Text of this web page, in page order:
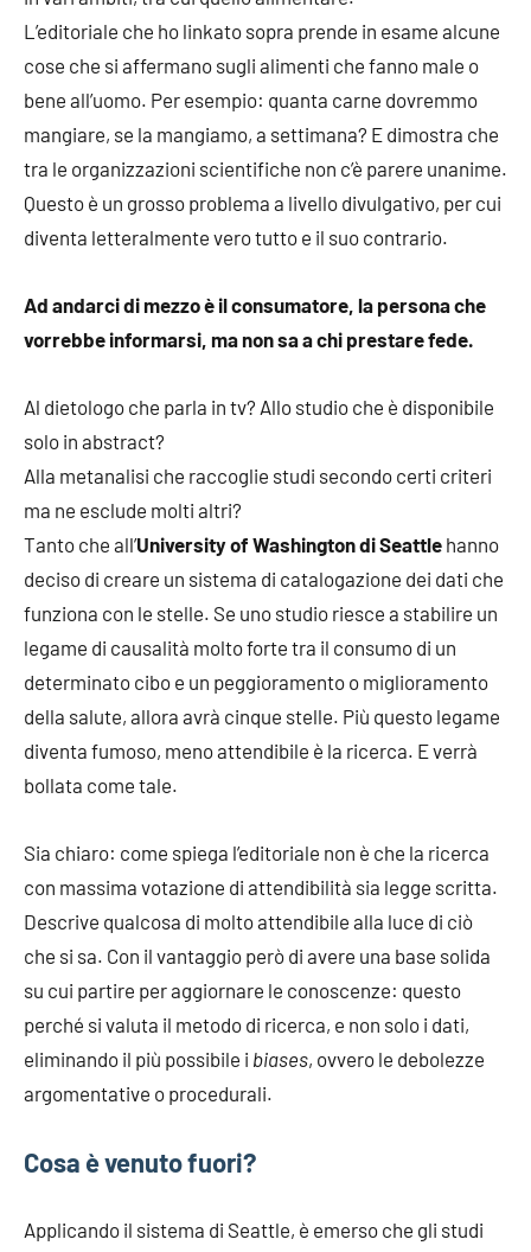
L’editoriale che ho linkato sopra prende in esame alcune
cose che si affermano sugli alimenti che fanno male o
bene all’uomo. Per esempio: quanta carne dovremmo
mangiare, se la mangiamo, a settimana? E dimostra che
tra le organizzazioni scientifiche non c’è parere unanime.
Questo è un grosso problema a livello divulgativo, per cui
diventa letteralmente vero tutto e il suo contrario.
Ad andarci di mezzo è il consumatore, la persona che
vorrebbe informarsi, ma non sa a chi prestare fede.
Al dietologo che parla in tv? Allo studio che è disponibile
solo in abstract?
Alla metanalisi che raccoglie studi secondo certi criteri
ma ne esclude molti altri?
Tanto che all’University of Washington di Seattle hanno
deciso di creare un sistema di catalogazione dei dati che
funziona con le stelle. Se uno studio riesce a stabilire un
legame di causalità molto forte tra il consumo di un
determinato cibo e un peggioramento o miglioramento
della salute, allora avrà cinque stelle. Più questo legame
diventa fumoso, meno attendibile è la ricerca. E verrà
bollata come tale.
Sia chiaro: come spiega l’editoriale non è che la ricerca
con massima votazione di attendibilità sia legge scritta.
Descrive qualcosa di molto attendibile alla luce di ciò
che si sa. Con il vantaggio però di avere una base solida
su cui partire per aggiornare le conoscenze: questo
perché si valuta il metodo di ricerca, e non solo i dati,
eliminando il più possibile i biases, ovvero le debolezze
argomentative o procedurali.
Cosa è venuto fuori?
Applicando il sistema di Seattle, è emerso che gli studi